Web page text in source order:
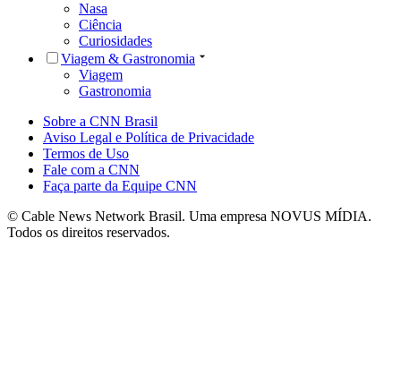
Nasa
Ciência
Curiosidades
Viagem & Gastronomia
Viagem
Gastronomia
Sobre a CNN Brasil
Aviso Legal e Política de Privacidade
Termos de Uso
Fale com a CNN
Faça parte da Equipe CNN
© Cable News Network Brasil. Uma empresa NOVUS MÍDIA.
Todos os direitos reservados.